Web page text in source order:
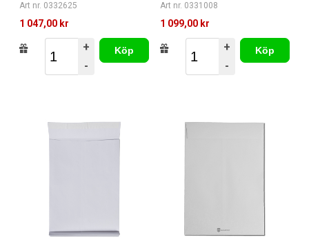
Art nr. 0332625
1 047,00 kr
+
-
Köp
Art nr. 0331008
1 099,00 kr
+
-
Köp